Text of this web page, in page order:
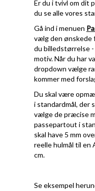
Er du i tvivl om dit
du se alle vores
Gå ind i menuen
vælg den ønskede
du billedstørrelse
motiv. Når du har
dropdown vælge
kommer med
Du skal være
i standardmål, der
vælge de præcise
passepartout i
skal have 5 mm
reelle hulmål til en
cm.
Se eksempel